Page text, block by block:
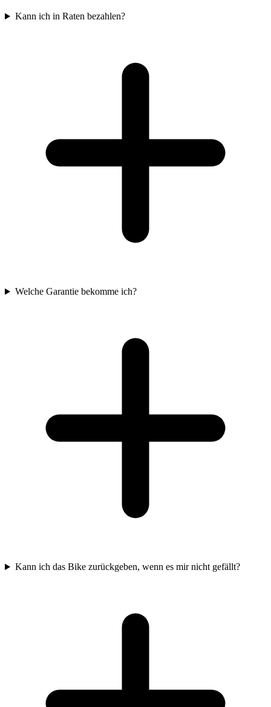
Kann ich in Raten bezahlen?
Welche Garantie bekomme ich?
Kann ich das Bike zurückgeben, wenn es mir nicht gefällt?